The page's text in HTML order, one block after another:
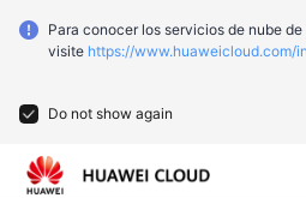
Para conocer los servicios de nube
visite https://www.huaweicloud.com/
Do not show again